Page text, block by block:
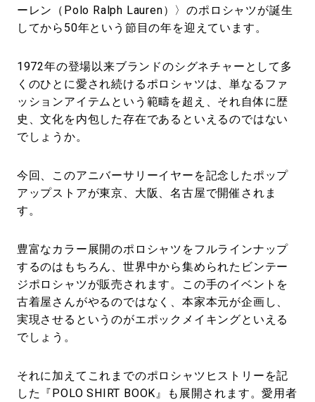
ーレン（Polo Ralph Lauren）〉のポロシャツが誕生
してから50年という節目の年を迎えています。
1972年の登場以来ブランドのシグネチャーとして多
くのひとに愛され続けるポロシャツは、単なるファ
ッションアイテムという範疇を超え、それ自体に歴
史、文化を内包した存在であるといえるのではない
でしょうか。
今回、このアニバーサリーイヤーを記念したポップ
アップストアが東京、大阪、名古屋で開催されま
す。
豊富なカラー展開のポロシャツをフルラインナップ
するのはもちろん、世界中から集められたビンテー
ジポロシャツが販売されます。この手のイベントを
古着屋さんがやるのではなく、本家本元が企画し、
実現させるというのがエポックメイキングといえる
でしょう。
それに加えてこれまでのポロシャツヒストリーを記
した『POLO SHIRT BOOK』も展開されます。愛用者